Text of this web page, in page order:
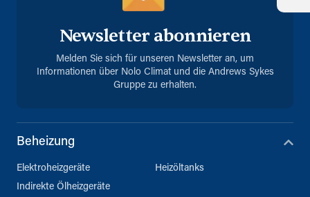
Newsletter abonnieren
Melden Sie sich für unseren Newsletter an, um
Informationen über Nolo Climat und die Andrews Sykes
Gruppe zu erhalten.
Beheizung
Elektroheizgeräte
Indirekte Ölheizgeräte
Heizöltanks